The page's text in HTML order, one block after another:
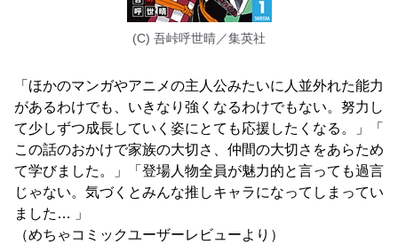
(C) 吾峠呼世晴／集英社
「ほかのマンガやアニメの主人公みたいに人並外れた能力
があるわけでも、いきなり強くなるわけでもない。努力し
て少しずつ成長していく姿にとても応援したくなる。」「
この話のおかけで家族の大切さ、仲間の大切さをあらため
て学びました。」「登場人物全員が魅力的と言っても過言
じゃない。気づくとみんな推しキャラになってしまってい
ました… 」
（めちゃコミックユーザーレビューより）